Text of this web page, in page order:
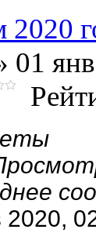
01
2020,